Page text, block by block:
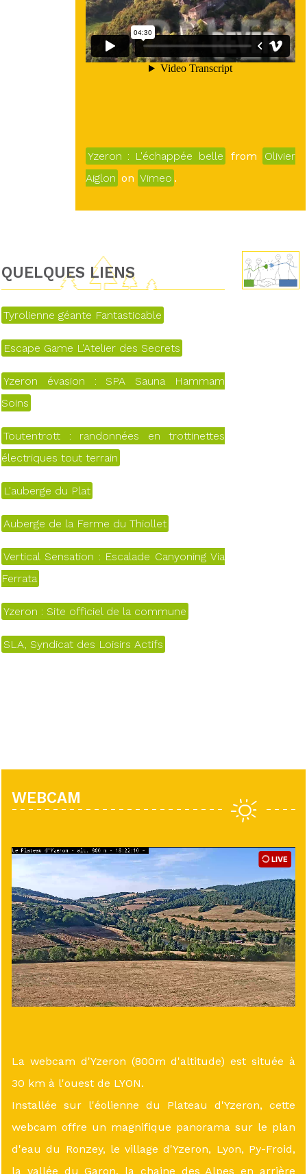
Yzeron : L'échappée belle from
Olivier
Aiglon on Vimeo .
QUELQUES LIENS
Tyrolienne géante Fantasticable
Escape Game L'Atelier des Secrets
Yzeron évasion : SPA Sauna Hammam
Soins
Toutentrott : randonnées en trottinettes
électriques tout terrain
L'auberge du Plat
Auberge de la Ferme du Thiollet
Vertical Sensation : Escalade Canyoning Via
Ferrata
Yzeron : Site officiel de la commune
SLA, Syndicat des Loisirs Actifs
WEBCAM
La webcam d'Yzeron (800m d'altitude) est située à
30 km à l'ouest de LYON.
Installée sur l'éolienne du Plateau d'Yzeron, cette
webcam offre un magnifique panorama sur le plan
d'eau du Ronzey, le village d'Yzeron, Lyon, Py-Froid,
la vallée du Garon, la chaine des Alpes en arrière